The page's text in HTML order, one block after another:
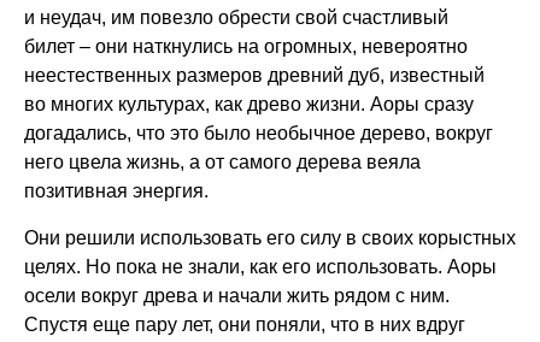
и неудач, им повезло обрести свой счастливый
билет – они наткнулись на огромных, невероятно
неестественных размеров древний дуб, известный
во многих культурах, как древо жизни. Аоры сразу
догадались, что это было необычное дерево, вокруг
него цвела жизнь, а от самого дерева веяла
позитивная энергия.
Они решили использовать его силу в своих корыстных
целях. Но пока не знали, как его использовать. Аоры
осели вокруг древа и начали жить рядом с ним.
Спустя еще пару лет, они поняли, что в них вдруг